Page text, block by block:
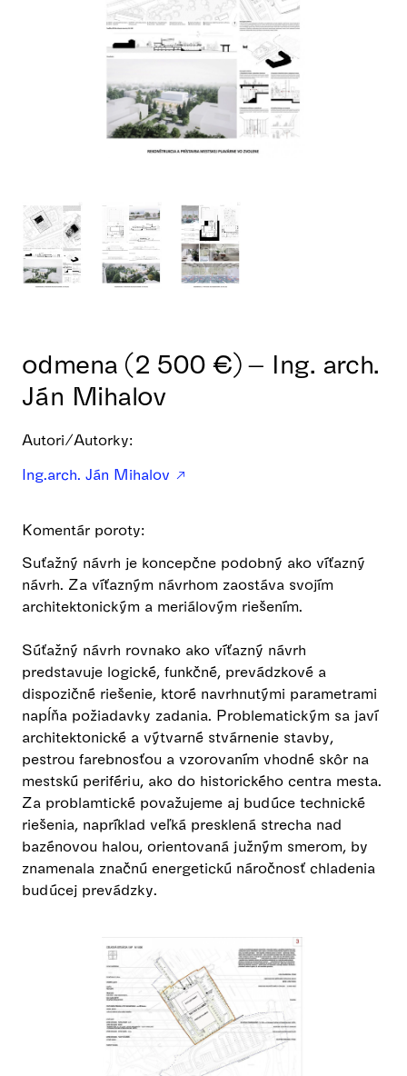
odmena (2 500 €) – Ing. arch.
Ján Mihalov
Autori/Autorky:
Ing.arch. Ján Mihalov
Komentár poroty:
Suťažný návrh je koncepčne podobný ako víťazný
návrh. Za víťazným návrhom zaostáva svojím
architektonickým a meriálovým riešením.
Súťažný návrh rovnako ako víťazný návrh
predstavuje logické, funkčné, prevádzkové a
dispozičné riešenie, ktoré navrhnutými parametrami
napĺňa požiadavky zadania. Problematickým sa javí
architektonické a výtvarné stvárnenie stavby,
pestrou farebnosťou a vzorovaním vhodné skôr na
mestskú perifériu, ako do historického centra mesta.
Za problamtické považujeme aj budúce technické
riešenia, napríklad veľká presklená strecha nad
bazénovou halou, orientovaná južným smerom, by
znamenala značnú energetickú náročnosť chladenia
budúcej prevádzky.